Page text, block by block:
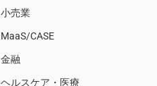
小売業
MaaS/CASE
金融
ヘルスケア・医療